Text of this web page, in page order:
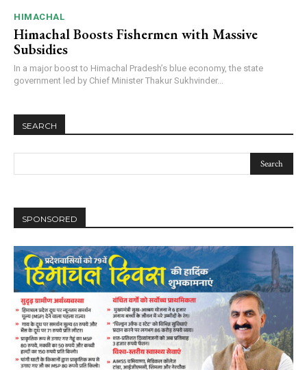
HIMACHAL
Himachal Boosts Fishermen with Massive
Subsidies
In a major boost to Himachal Pradesh’s blue economy, the state
government led by Chief Minister Thakur Sukhvinder...
SEARCH
SPONSORED